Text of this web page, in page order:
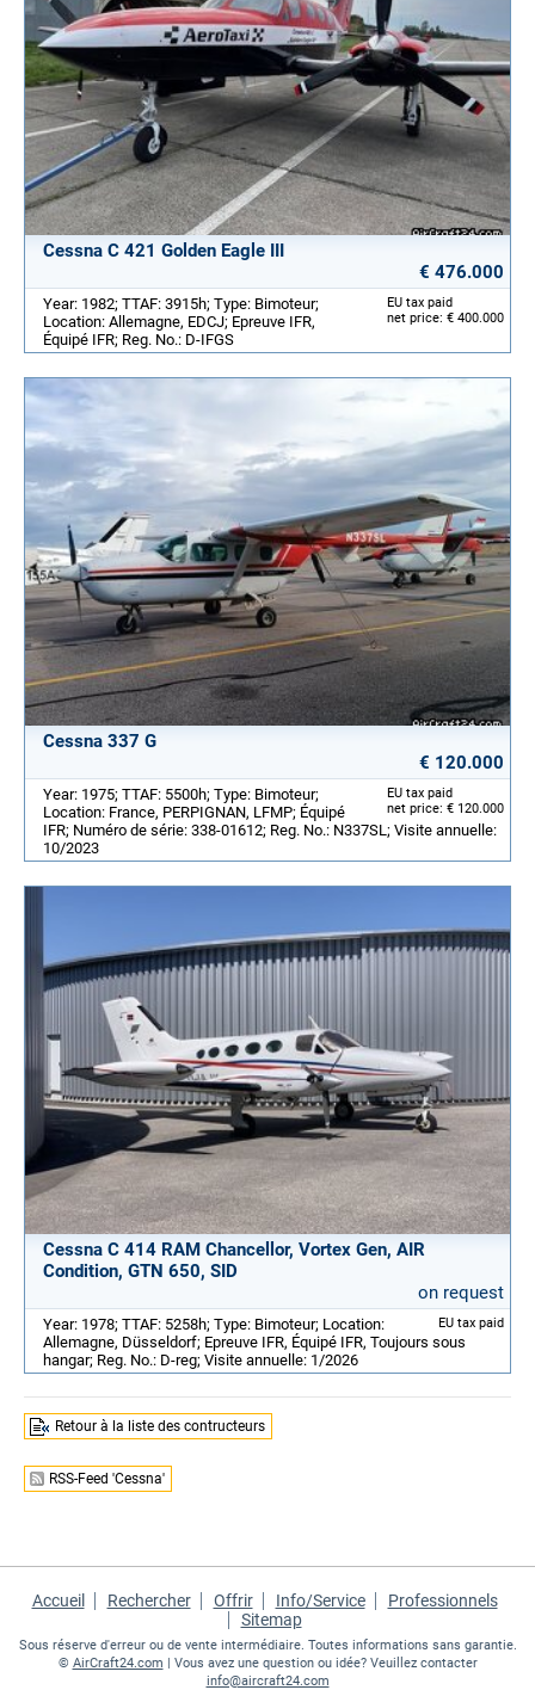
Cessna C 421 Golden Eagle III
€ 476.000
EU tax paid
net price: € 400.000
Year: 1982; TTAF: 3915h; Type: Bimoteur;
Location: Allemagne, EDCJ; Epreuve IFR,
Équipé IFR; Reg. No.: D-IFGS
Cessna 337 G
€ 120.000
EU tax paid
net price: € 120.000
Year: 1975; TTAF: 5500h; Type: Bimoteur;
Location: France, PERPIGNAN, LFMP; Équipé
IFR; Numéro de série: 338-01612; Reg. No.: N337SL; Visite annuelle:
10/2023
Cessna C 414 RAM Chancellor, Vortex Gen, AIR
Condition, GTN 650, SID
on request
EU tax paid
Year: 1978; TTAF: 5258h; Type: Bimoteur; Location:
Allemagne, Düsseldorf; Epreuve IFR, Équipé IFR, Toujours sous
hangar; Reg. No.: D-reg; Visite annuelle: 1/2026
Retour à la liste des contructeurs
RSS-Feed 'Cessna'
Accueil Rechercher Offrir Info/Service
Professionnels
Sitemap
Sous réserve d'erreur ou de vente intermédiaire. Toutes informations sans garantie.
© AirCraft24.com | Vous avez une question ou idée? Veuillez contacter
info@aircraft24.com